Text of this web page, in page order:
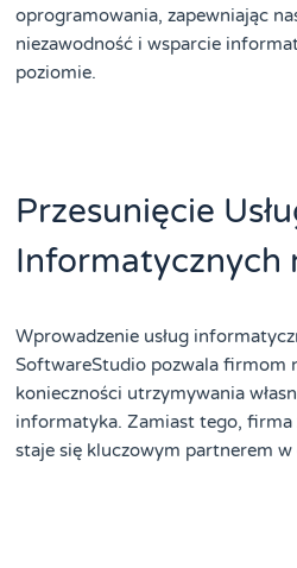
oprogramowania, zapewniając
niezawodność i wsparcie
poziomie.
Przesunięcie
Informatycznych
Wprowadzenie usług
SoftwareStudio pozwala firmom
konieczności utrzymywania
informatyka. Zamiast tego, firma
staje się kluczowym partnerem w